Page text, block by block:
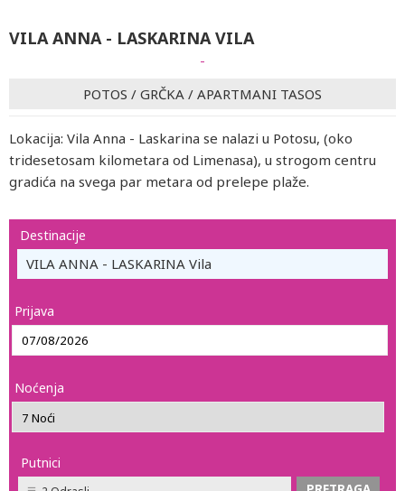
VILA ANNA - LASKARINA VILA
-
POTOS / GRČKA / APARTMANI TASOS
Lokacija: Vila Anna - Laskarina se nalazi u Potosu, (oko
tridesetosam kilometara od Limenasa), u strogom centru
gradića na svega par metara od prelepe plaže.
Destinacije
VILA ANNA - LASKARINA Vila
Prijava
Noćenja
Putnici